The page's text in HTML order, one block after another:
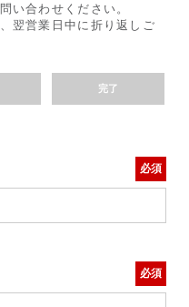
い合わせください。
翌営業日中に折り返しご
完了
必須
必須